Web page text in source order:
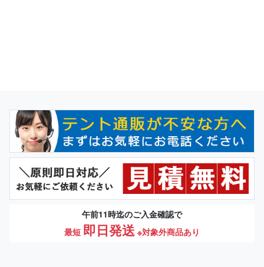
午前11時迄のご入金確認で
最短 即日発送 ※対象外商品あり